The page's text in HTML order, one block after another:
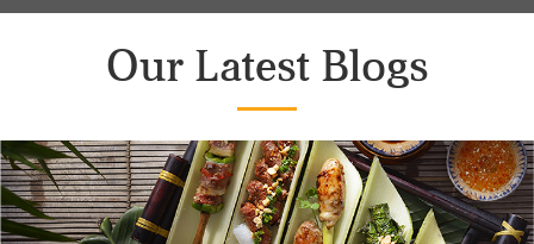
Thanks for giving my family good services.
I hope you are happy everyday.
My parents said, we were happy in harong bey. ^^
Have a nice day.
Ngày trải nghiệm: tháng 2 năm 2019
Our Latest Blogs